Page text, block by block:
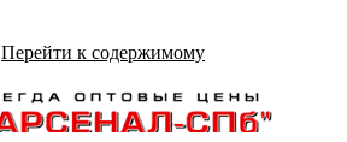
Перейти к содержимому